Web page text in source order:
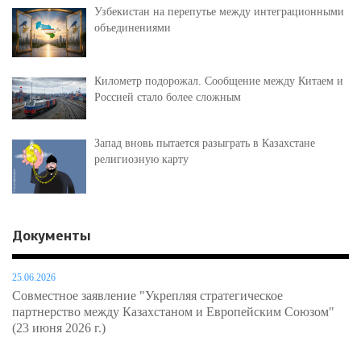
Узбекистан на перепутье между интеграционными
объединениями
Километр подорожал. Сообщение между Китаем и
Россией стало более сложным
Запад вновь пытается разыграть в Казахстане
религиозную карту
Документы
25.06.2026
Совместное заявление "Укрепляя стратегическое
партнерство между Казахстаном и Европейским Союзом"
(23 июня 2026 г.)